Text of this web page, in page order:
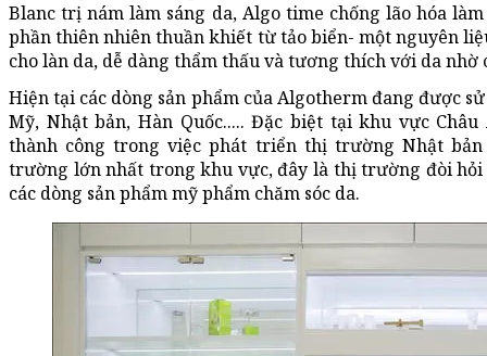
Blanc trị nám làm sáng da, Algo time chống lão hóa
phần thiên nhiên thuần khiết từ tảo biển- một nguyên
cho làn da, dễ dàng thẩm thấu và tương thích với da
Hiện tại các dòng sản phẩm của Algotherm đang được
Mỹ, Nhật bản, Hàn Quốc..... Đặc biệt tại khu vực
thành công trong việc phát triển thị trường Nhật
trường lớn nhất trong khu vực, đây là thị trường đòi hỏi
các dòng sản phẩm mỹ phẩm chăm sóc da.